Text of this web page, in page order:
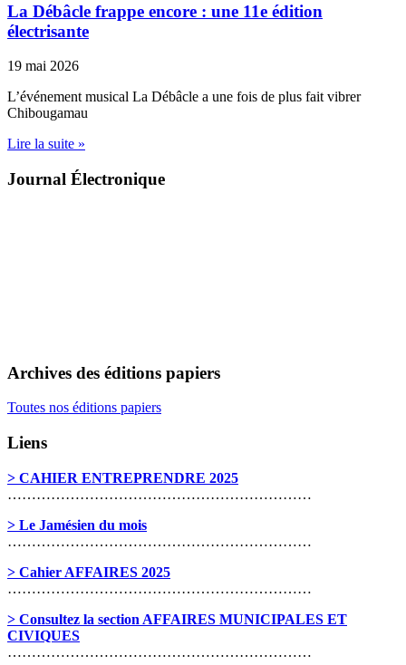
La Débâcle frappe encore : une 11e édition
électrisante
19 mai 2026
L’événement musical La Débâcle a une fois de plus fait vibrer
Chibougamau
Lire la suite »
Journal Électronique
Archives des éditions papiers
Toutes nos éditions papiers
Liens
> CAHIER ENTREPRENDRE 2025
………………………………………………………
> Le Jamésien du mois
………………………………………………………
> Cahier AFFAIRES 2025
………………………………………………………
> Consultez la section AFFAIRES MUNICIPALES ET
CIVIQUES
………………………………………………………